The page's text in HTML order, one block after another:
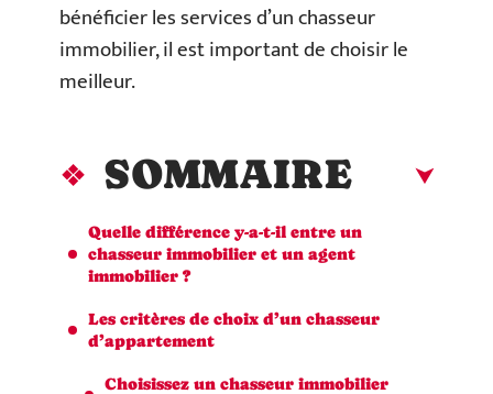
bénéficier les services d’un chasseur
immobilier, il est important de choisir le
meilleur.
SOMMAIRE
Quelle différence y-a-t-il entre un
chasseur immobilier et un agent
immobilier ?
Les critères de choix d’un chasseur
d’appartement
Choisissez un chasseur immobilier